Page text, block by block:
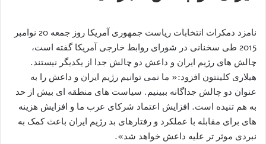
نامزد دمکرات انتخابات ریاست جمهوری آمریکا روز جمعه 20 نوامبر
2015 طی سخنانی در شورای روابط خارجی آمریکا گفته است،
چالش های رژیم ایران و داعش دو چالش جدا از یکدیگر نیستند.
هیلاری کلینتون افزود:« ما نمی توانیم رژیم ایران و داعش را به
عنوان دو چالش جداگانه ببینیم. سیاست های منطقه ای بیش از حد
به هم تنیده است. افزایش اعتماد شرکای عرب ما و افزایش هزینه
های برای مقابله با عملکرد و رفتارهای بد رژیم ایران باعث کمک به
نبردی موثر تر علیه داعش خواهد شد».